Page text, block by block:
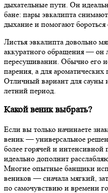
дыхательные пути. Он
бане: пары эвкалипта
дыхание и помогают
Листья эвкалипта довольно
аккуратного обращения — он
пересушивании. Обычно его
парения, а для ароматических
Отличный вариант для сауны
летний период.
Какой веник выбрать?
Если вы только начинаете
веник — универсальное
более горячей и
идеально дополнит
Многие опытные банщики
веников — сначала мягкий,
по самочувствию и времени